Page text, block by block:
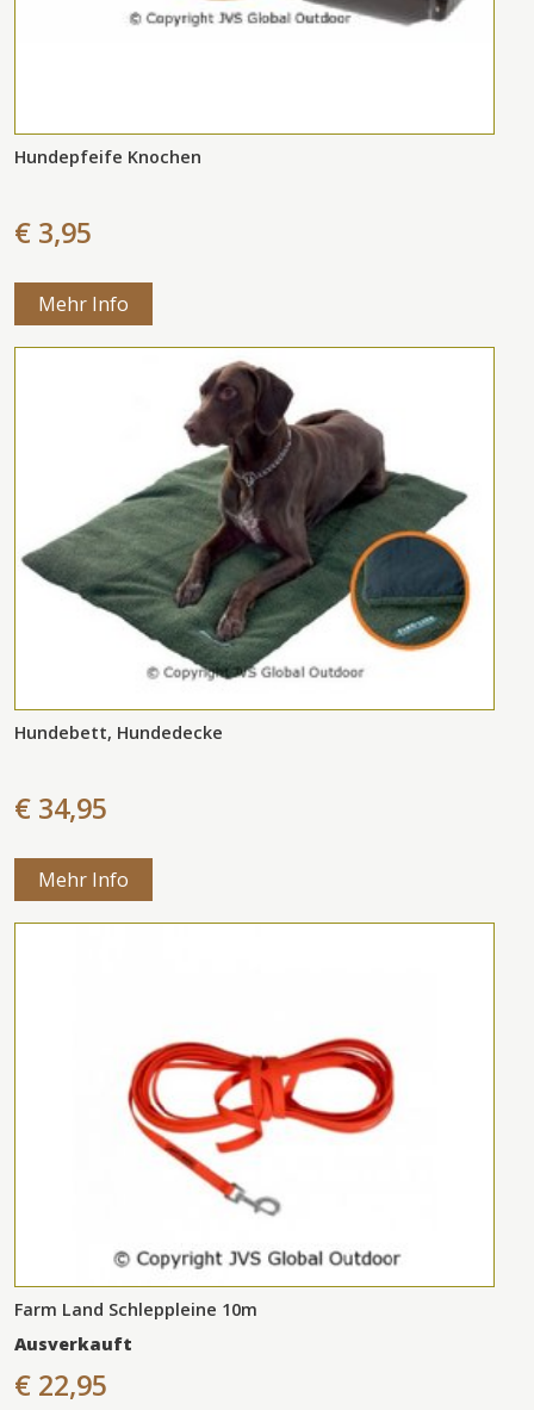
Hundepfeife Knochen
€ 3,95
Mehr Info
Hundebett, Hundedecke
€ 34,95
Mehr Info
Farm Land Schleppleine 10m
Ausverkauft
€ 22,95